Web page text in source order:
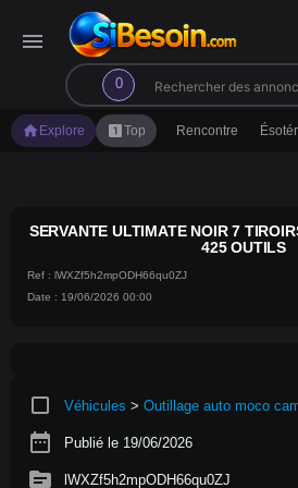
menu
0
search
home Explore looks_oneTop Rencontre
SERVANTE ULTIMATE NOIR 7
425 OUTILS
Ref : lWXZf5h2mpODH66qu0ZJ
Date : 19/06/2026 00:00
crop_square Véhicules > Outillage auto moco
date_range Publié le 19/06/2026
source lWXZf5h2mpODH66qu0ZJ